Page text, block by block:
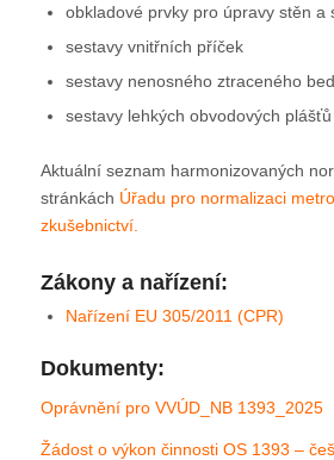
obkladové prvky pro úpravy stěn a
sestavy vnitřních příček
sestavy nenosného ztraceného
sestavy lehkých obvodových plášťů
Aktuální seznam harmonizovaných
stránkách Úřadu pro normalizaci
zkušebnictví.
Zákony a nařízení:
Nařízení EU 305/2011 (CPR)
Dokumenty:
Oprávnění pro VVÚD_NB 1393_2025
Žádost o výkon činnosti OS 1393 –